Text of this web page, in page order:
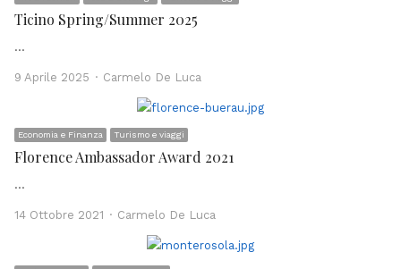
Ticino Spring/Summer 2025
…
9 Aprile 2025 Author
Carmelo De Luca
Economia e Finanza Turismo e viaggi
Florence Ambassador Award 2021
…
14 Ottobre 2021 Author
Carmelo De Luca